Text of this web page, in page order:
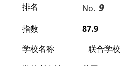
排名 No. 9
指数
87.9
学校名称
联合学校